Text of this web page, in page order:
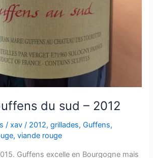
du sud – 2012
/xav/ 2012,grillades,Guffens,
,viande rouge
Guffens excelle en Bourgogne mais